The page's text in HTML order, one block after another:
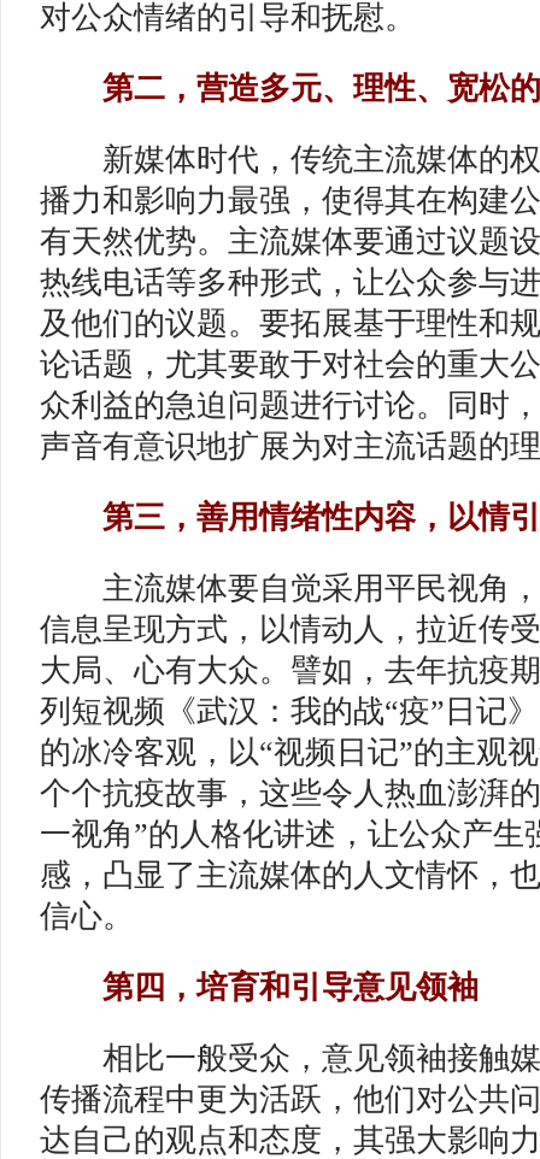
对公众情绪的引导和抚慰。
第二，营造多元、理性、宽松的
新媒体时代，传统主流媒体的权
播力和影响力最强，使得其在构建
有天然优势。主流媒体要通过议题
热线电话等多种形式，让公众参与
及他们的议题。要拓展基于理性和
论话题，尤其要敢于对社会的重大
众利益的急迫问题进行讨论。同时
声音有意识地扩展为对主流话题的
第三，善用情绪性内容，以情
主流媒体要自觉采用平民视角，
信息呈现方式，以情动人，拉近传
大局、心有大众。譬如，去年抗疫
列短视频《武汉：我的战“疫”日记
的冰冷客观，以“视频日记”的主观
个个抗疫故事，这些令人热血澎湃
一视角”的人格化讲述，让公众产生
感，凸显了主流媒体的人文情怀，
信心。
第四，培育和引导意见领袖
相比一般受众，意见领袖接触媒
传播流程中更为活跃，他们对公共
达自己的观点和态度，其强大影响